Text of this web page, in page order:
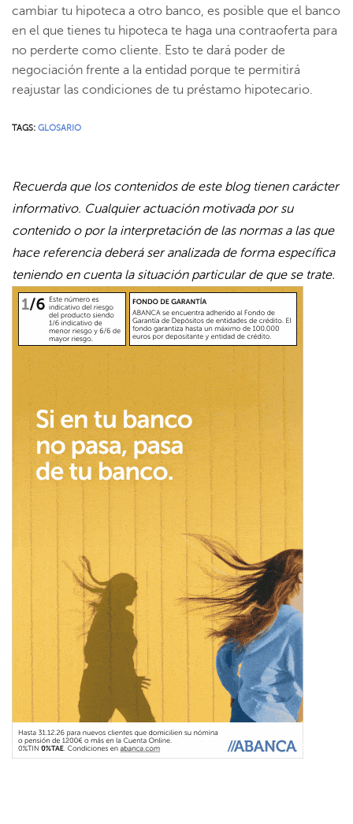
cambiar tu hipoteca a otro banco, es posible que el banco
en el que tienes tu hipoteca te haga una contraoferta para
no perderte como cliente. Esto te dará poder de
negociación frente a la entidad porque te permitirá
reajustar las condiciones de tu préstamo hipotecario.
TAGS: GLOSARIO
Recuerda que los contenidos de este blog tienen carácter
informativo. Cualquier actuación motivada por su
contenido o por la interpretación de las normas a las que
hace referencia deberá ser analizada de forma específica
teniendo en cuenta la situación particular de que se trate.